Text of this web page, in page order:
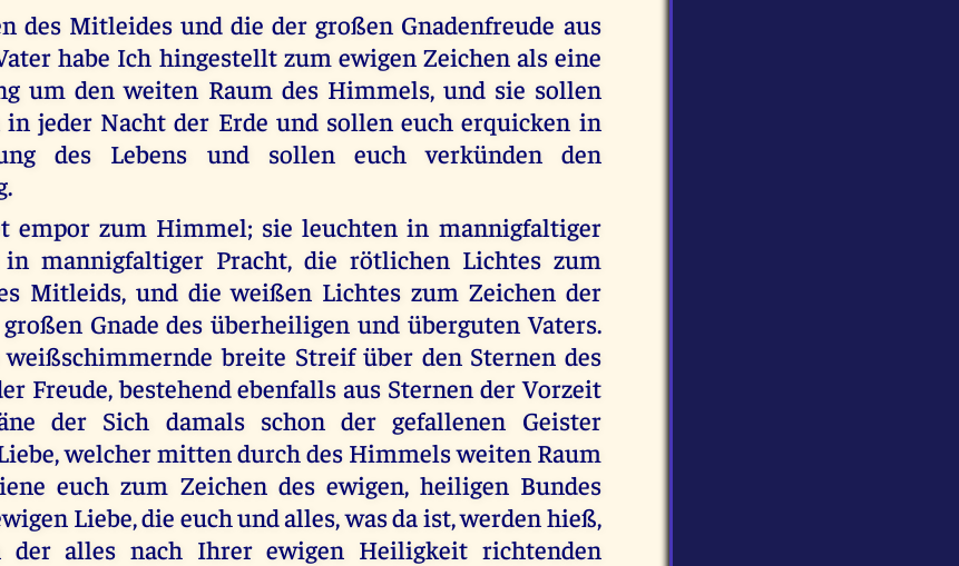
des Mitleides und die der großen Gnadenfreude aus
habe Ich hingestellt zum ewigen Zeichen als eine
um den weiten Raum des Himmels, und sie sollen
jeder Nacht der Erde und sollen euch erquicken in
des Lebens und sollen euch verkünden den
empor zum Himmel; sie leuchten in mannigfaltiger
mannigfaltiger Pracht, die rötlichen Lichtes zum
Mitleids, und die weißen Lichtes zum Zeichen der
Gnade des überheiligen und überguten Vaters.
breite Streif über den Sternen des
Freude, bestehend ebenfalls aus Sternen der Vorzeit
der Sich damals schon der gefallenen Geister
welcher mitten durch des Himmels weiten Raum
euch zum Zeichen des ewigen, heiligen Bundes
Liebe, die euch und alles, was da ist, werden hieß,
der alles nach Ihrer ewigen Heiligkeit richtenden